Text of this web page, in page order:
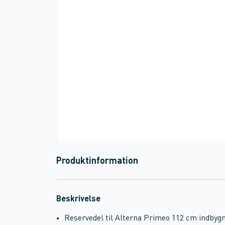
Produktinformation
Beskrivelse
Reservedel til Alterna Primeo 112 cm